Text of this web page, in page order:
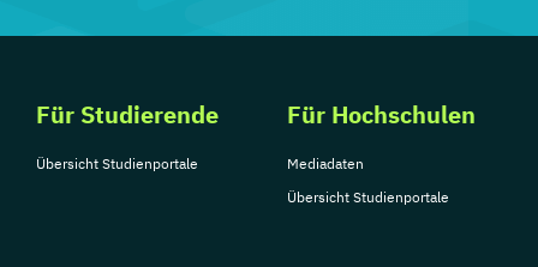
Für Studierende
Übersicht Studienportale
Für Hochschulen
Mediadaten
Übersicht Studienportale